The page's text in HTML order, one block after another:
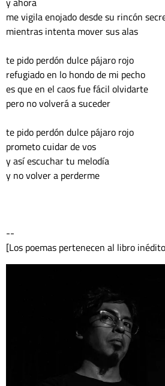
me vigila enojado desde su rincón
mientras intenta mover sus alas
te pido perdón dulce pájaro rojo
refugiado en lo hondo de mi pecho
es que en el caos fue fácil olvidarte
pero no volverá a suceder
te pido perdón dulce pájaro rojo
prometo cuidar de vos
y así escuchar tu melodía
y no volver a perderme
[Los poemas pertenecen al libro inédito